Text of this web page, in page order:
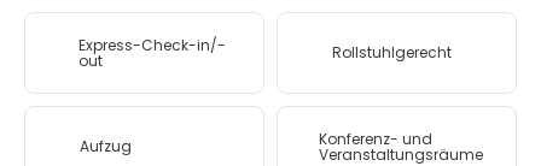
Express-Check-in/-
out Rollstuhlgerecht
Aufzug Konferenz- und
Veranstaltungsräume